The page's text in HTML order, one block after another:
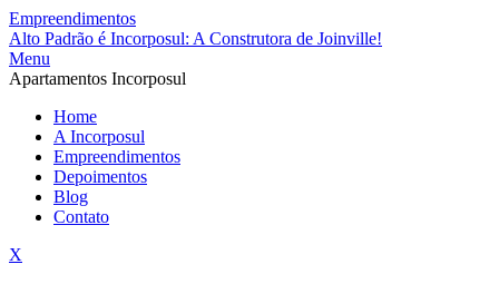
Empreendimentos
Alto Padrão é Incorposul: A Construtora de Joinville!
Menu
Apartamentos Incorposul
Home
A Incorposul
Empreendimentos
Depoimentos
Blog
Contato
X